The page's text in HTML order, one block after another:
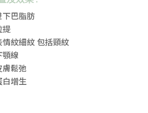
巴脂肪
提
情紋細紋 包括頸紋
顎線
膚鬆弛
白增生